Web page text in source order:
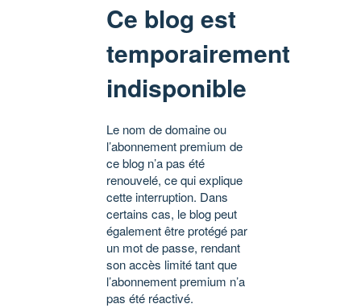
Ce blog est
temporairement
indisponible
Le nom de domaine ou
l’abonnement premium de
ce blog n’a pas été
renouvelé, ce qui explique
cette interruption. Dans
certains cas, le blog peut
également être protégé par
un mot de passe, rendant
son accès limité tant que
l’abonnement premium n’a
pas été réactivé.